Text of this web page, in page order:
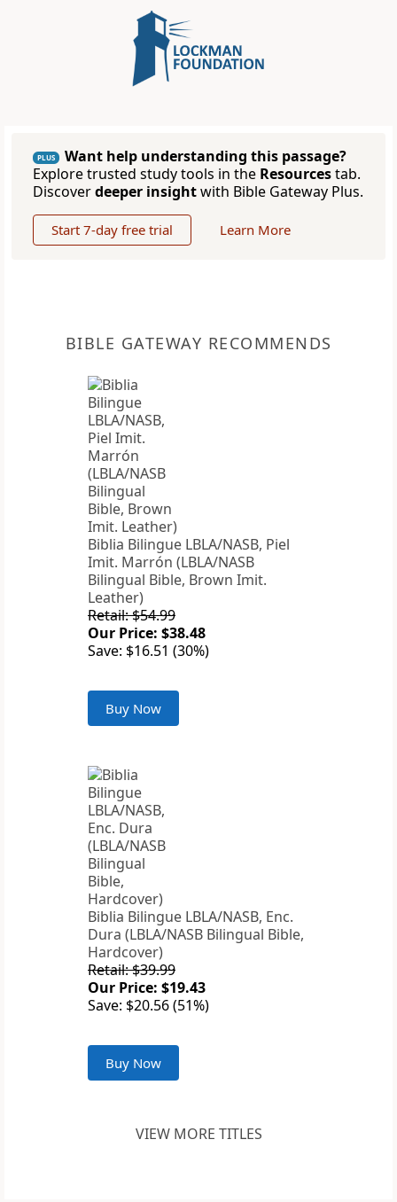
PLUS
Want help understanding this passage?
Explore trusted study tools in the Resourcestab.
Discoverdeeper insightwith Bible Gateway Plus.
Start 7-day free trial Learn More
BIBLE GATEWAY RECOMMENDS
Biblia Bilingue LBLA/NASB, Piel
Imit. Marrón (LBLA/NASB
Bilingual Bible, Brown Imit.
Leather)
Retail: $54.99
Our Price: $38.48
Save: $16.51 (30%)
Buy Now
Biblia Bilingue LBLA/NASB, Enc.
Dura (LBLA/NASB Bilingual Bible,
Hardcover)
Retail: $39.99
Our Price: $19.43
Save: $20.56 (51%)
Buy Now
VIEW MORE TITLES